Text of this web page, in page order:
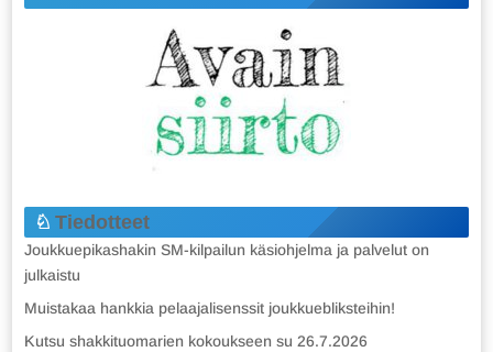
Tiedotteet
Joukkuepikashakin SM-kilpailun käsiohjelma ja palvelut on
julkaistu
Muistakaa hankkia pelaajalisenssit joukkuebliksteihin!
Kutsu shakkituomarien kokoukseen su 26.7.2026